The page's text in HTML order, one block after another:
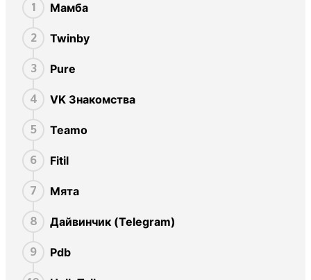
1 Мамба
2 Twinby
3 Pure
4 VK Знакомства
5 Teamo
6 Fitil
7 Мята
8 Дайвинчик (Telegram)
9 Pdb